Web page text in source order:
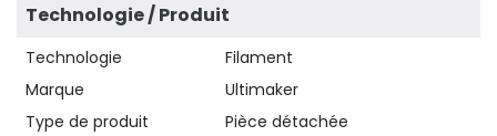
Technologie / Produit
Technologie
Filament
Marque
Ultimaker
Type de produit
Pièce détachée